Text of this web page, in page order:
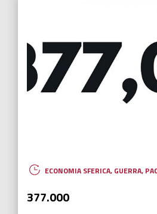
NUOVI EROI
Jago, fallendo si cresce